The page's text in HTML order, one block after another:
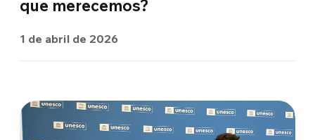
que merecemos?
1 de abril de 2026